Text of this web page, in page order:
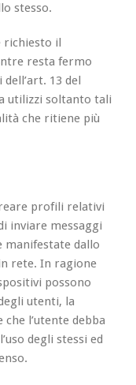
stesso.
richiesto il
resta fermo
13 del
utilizzi soltanto tali
che ritiene più
profili relativi
inviare messaggi
manifestate dallo
rete. In ragione
possono
utenti, la
l’utente debba
degli stessi ed